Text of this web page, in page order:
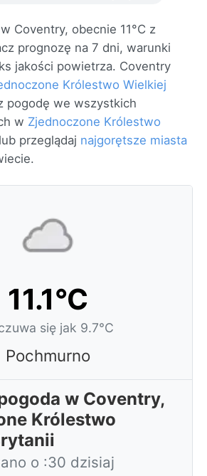
Coventry, obecnie 11°C z
prognozę na 7 dni, warunki
jakości powietrza. Coventry
Królestwo Wielkiej
pogodę we wszystkich
w Zjednoczone Królestwo
przeglądaj najgorętsze miasta
11.1°C
się jak 9.7°C
Pochmurno
w Coventry,
Królestwo
o :30 dzisiaj